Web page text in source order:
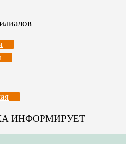
ИНФОРМИРУЕТ